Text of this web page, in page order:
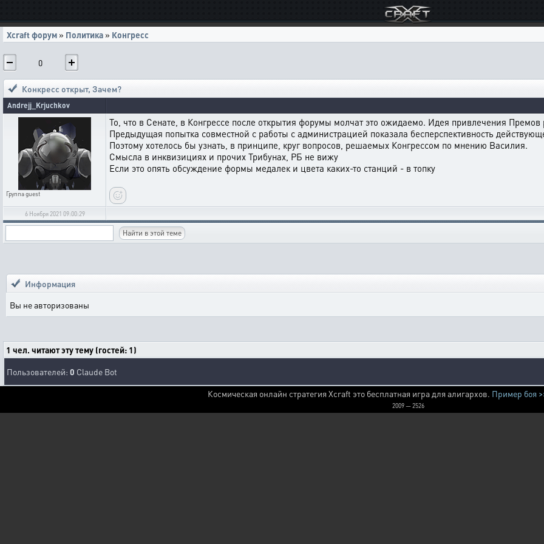
Xcraft форум » Политика » Конгресс
0
Конкресс открыт, Зачем?
Andrejj_Krjuchkov
Группаguest
То, что в Сенате, в Конгрессе после открытия форумы молчат это ожидаемо. Идея привлечения Премов
Предыдущая попытка совместной с работы с администрацией показала бесперспективность
Поэтому хотелось бы узнать, в принципе, круг вопросов, решаемых Конгрессом по мнению Василия.
Смысла в инквизициях и прочих Трибунах, РБ не вижу
Если это опять обсуждение формы медалек и цвета каких-то станций - в топку
6 Ноября 2021 09:00:29
Информация
Вы не авторизованы
1 чел. читают эту тему (гостей: 1)
Пользователей: 0 Claude Bot
Космическая онлайн стратегия Xcraft это бесплатная игра для алигархов. Пример боя
2009 — 2526